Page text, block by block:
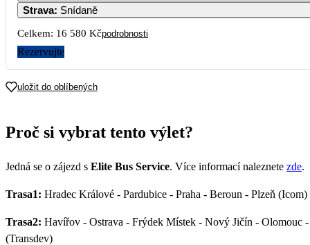
Strava: Snídaně
Celkem: 16 580 Kčpodrobnosti
Rezervujte
uložit do oblíbených
Proč si vybrat tento výlet?
Jedná se o zájezd s Elite Bus Service. Více informací naleznete zde.
Trasa1: Hradec Králové - Pardubice - Praha - Beroun - Plzeň (Icom)
Trasa2: Havířov - Ostrava - Frýdek Místek - Nový Jičín - Olomouc
(Transdev)